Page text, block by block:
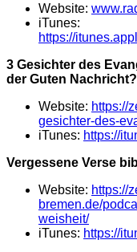
Website:
iTunes:
https://
3 Gesichter des
der Guten
Website: https://
gesichter-des-
iTunes: https://
Vergessene Verse
Website: https://
bremen.de/
weisheit/
iTunes: https://